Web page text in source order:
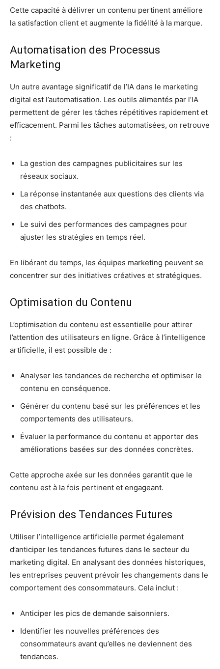
Cette capacité à délivrer un contenu pertinent améliore
la satisfaction client et augmente la fidélité à la marque.
Automatisation des Processus
Marketing
Un autre avantage significatif de l’IA dans le marketing
digital est l’automatisation. Les outils alimentés par l’IA
permettent de gérer les tâches répétitives rapidement et
efficacement. Parmi les tâches automatisées, on retrouve
:
La gestion des campagnes publicitaires sur les
réseaux sociaux.
La réponse instantanée aux questions des clients via
des chatbots.
Le suivi des performances des campagnes pour
ajuster les stratégies en temps réel.
En libérant du temps, les équipes marketing peuvent se
concentrer sur des initiatives créatives et stratégiques.
Optimisation du Contenu
L’optimisation du contenu est essentielle pour attirer
l’attention des utilisateurs en ligne. Grâce à l’intelligence
artificielle, il est possible de :
Analyser les tendances de recherche et optimiser le
contenu en conséquence.
Générer du contenu basé sur les préférences et les
comportements des utilisateurs.
Évaluer la performance du contenu et apporter des
améliorations basées sur des données concrètes.
Cette approche axée sur les données garantit que le
contenu est à la fois pertinent et engageant.
Prévision des Tendances Futures
Utiliser l’intelligence artificielle permet également
d’anticiper les tendances futures dans le secteur du
marketing digital. En analysant des données historiques,
les entreprises peuvent prévoir les changements dans le
comportement des consommateurs. Cela inclut :
Anticiper les pics de demande saisonniers.
Identifier les nouvelles préférences des
consommateurs avant qu’elles ne deviennent des
tendances.